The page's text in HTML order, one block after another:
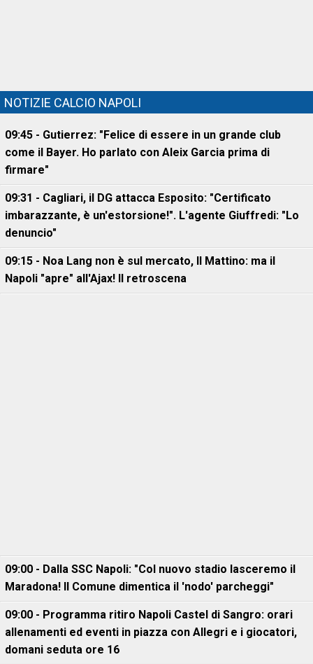
NOTIZIE CALCIO NAPOLI
09:45 - Gutierrez: "Felice di essere in un grande club
come il Bayer. Ho parlato con Aleix Garcia prima di
firmare"
09:31 - Cagliari, il DG attacca Esposito: "Certificato
imbarazzante, è un'estorsione!". L'agente Giuffredi: "Lo
denuncio"
09:15 - Noa Lang non è sul mercato, Il Mattino: ma il
Napoli "apre" all'Ajax! Il retroscena
09:00 - Dalla SSC Napoli: "Col nuovo stadio lasceremo il
Maradona! Il Comune dimentica il 'nodo' parcheggi"
09:00 - Programma ritiro Napoli Castel di Sangro: orari
allenamenti ed eventi in piazza con Allegri e i giocatori,
domani seduta ore 16